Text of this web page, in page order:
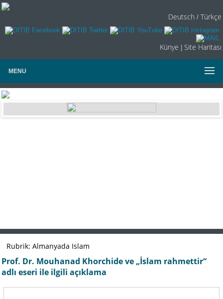
Deutsch / Türkçe
Künye Site Haritası
MENU
Rubrik: Almanyada Islam
Prof. Dr. Mouhanad Khorchide ve „İslam rahmettir“
adlı eseri ile ilgili açıklama